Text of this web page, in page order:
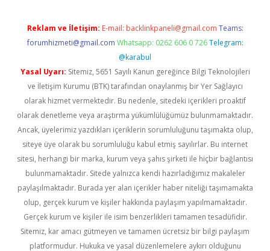
Reklam ve İletişim: E-mail: backlinkpaneli@gmail.com Teams:
forumhizmeti@gmail.com Whatsapp: 0262 606 0 726 Telegram:
@karabul
Yasal Uyarı: Sitemiz, 5651 Sayılı Kanun gereğince Bilgi Teknolojileri
ve İletişim Kurumu (BTK) tarafından onaylanmış bir Yer Sağlayıcı
olarak hizmet vermektedir. Bu nedenle, sitedeki içerikleri proaktif
olarak denetleme veya araştırma yükümlülüğümüz bulunmamaktadır.
Ancak, üyelerimiz yazdıkları içeriklerin sorumluluğunu taşımakta olup,
siteye üye olarak bu sorumluluğu kabul etmiş sayılırlar. Bu internet
sitesi, herhangi bir marka, kurum veya şahıs şirketi ile hiçbir bağlantısı
bulunmamaktadır. Sitede yalnızca kendi hazırladığımız makaleler
paylaşılmaktadır. Burada yer alan içerikler haber niteliği taşımamakta
olup, gerçek kurum ve kişiler hakkında paylaşım yapılmamaktadır.
Gerçek kurum ve kişiler ile isim benzerlikleri tamamen tesadüfidir.
Sitemiz, kar amacı gütmeyen ve tamamen ücretsiz bir bilgi paylaşım
platformudur. Hukuka ve yasal düzenlemelere aykırı olduğunu